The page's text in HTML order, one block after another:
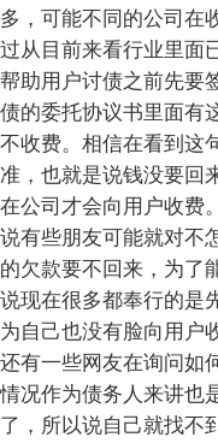
多，可能不同的公司在
过从目前来看行业里面
帮助用户讨债之前先要
债的委托协议书里面有
不收费。相信在看到这
准，也就是说钱没要回
在公司才会向用户收费
说有些朋友可能就对不
的欠款要不回来，为了
说现在很多都奉行的是
为自己也没有脸向用户
还有一些网友在询问如
情况作为债务人来讲也
了，所以说自己就找不